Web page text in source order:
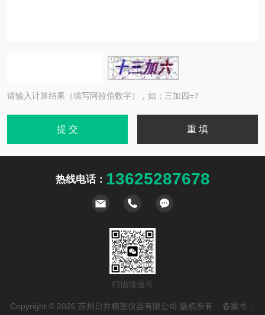
请输入计算结果（填写阿拉伯数字），如：三加四=7
热线电话： 13625287678
扫描微信号
Copyright © 2026 苏州日井精密仪器有限公司 版权所有 备案号：